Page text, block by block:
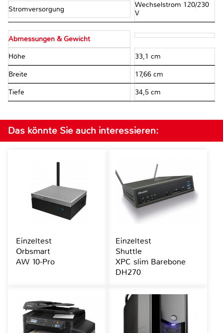
Stromversorgung
Wechselstrom 120/230
V
Abmessungen & Gewicht
Höhe 33,1 cm
Breite 17,66 cm
Tiefe 34,5 cm
Das könnte Sie auch interessieren:
Einzeltest
Orbsmart
AW 10-Pro
Einzeltest
Shuttle
XPC slim Barebone
DH270